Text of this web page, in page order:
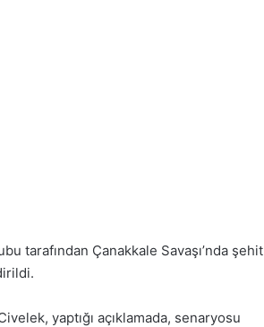
tarafından Çanakkale Savaşı’nda şehit
yaptığı açıklamada, senaryosu